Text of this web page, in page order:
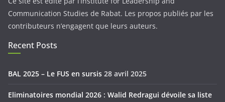
Communication Studies de Rabat. Les propos publiés par les
contributeurs n’engagent que leurs auteurs.
Recent Posts
BAL 2025 – Le FUS en sursis 28 avril 2025
Eliminatoires mondial 2026 : Walid Redragui dévoile sa liste